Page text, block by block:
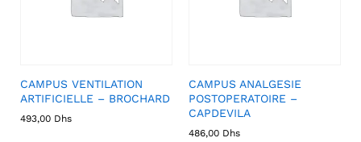
CAMPUS VENTILATION
ARTIFICIELLE – BROCHARD
493,00 Dhs
CAMPUS ANALGESIE
POSTOPERATOIRE –
CAPDEVILA
486,00 Dhs